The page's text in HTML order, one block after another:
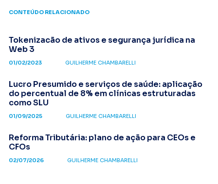
CONTEÚDO RELACIONADO
Tokenizacão de ativos e segurança jurídica na
Web 3
01/02/2023 GUILHERME CHAMBARELLI
Lucro Presumido e serviços de saúde: aplicação
do percentual de 8% em clínicas estruturadas
como SLU
01/09/2025 GUILHERME CHAMBARELLI
Reforma Tributária: plano de ação para CEOs e
CFOs
02/07/2026 GUILHERME CHAMBARELLI